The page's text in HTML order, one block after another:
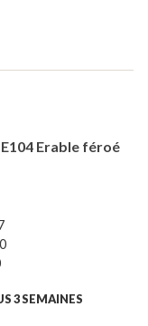
Erable féroé
3 SEMAINES